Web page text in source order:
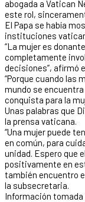
abogada a Vatican
este rol,
El Papa se había
instituciones
“La mujer es
completamente
decisiones”, afirmó
“Porque cuando las
mundo se
conquista para la
Unas palabras que
la prensa vaticana.
“Una mujer puede
en común, para
unidad. Espero que
positivamente en
también encuentro
la subsecretaria.
Información tomada